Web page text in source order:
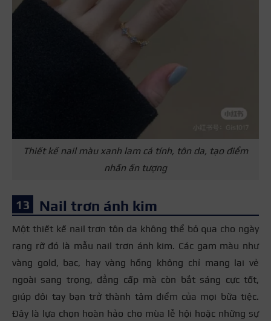
Thiết kế nail màu xanh lam cá tính, tôn da, tạo điểm
nhấn ấn tượng
Nail trơn ánh kim
Một thiết kế nail trơn tôn da không thể bỏ qua cho ngày
rạng rỡ đó là mẫu nail trơn ánh kim. Các gam màu như
vàng gold, bạc, hay vàng hồng không chỉ mang lại vẻ
ngoài sang trọng, đẳng cấp mà còn bắt sáng cực tốt,
giúp đôi tay bạn trở thành tâm điểm của mọi bữa tiệc.
Đây là lựa chọn hoàn hảo cho mùa lễ hội hoặc những sự